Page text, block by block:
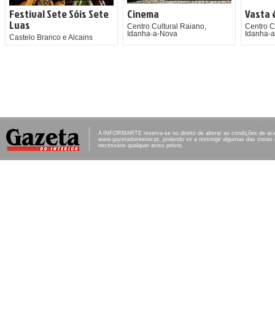
Festival Sete Sóis Sete
Luas
Castelo Branco e Alcains
Cinema
Centro Cultural Raiano,
Idanha-a-Nova
Vasta
Centro
Idanha-
A INFORMARTE reserva-se no direito de alterar as condições de
www.gazetadointerior.pt, podendo vir a restringir algumas das
necessário qualquer aviso prévio.